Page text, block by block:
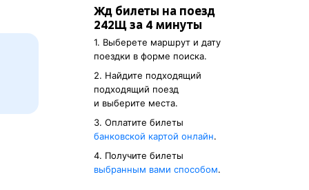
Жд билеты на поезд
242Щ за 4 минуты
1. Выберете маршрут и дату
поездки в форме поиска.
2. Найдите подходящий
подходящий поезд
и выберите места.
3. Оплатите билеты
банковской картой онлайн.
4. Получите билеты
выбранным вами способом.